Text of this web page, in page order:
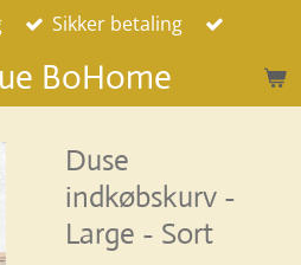
BoHome
Sikker betaling
Duse
indkøbskurv -
Large - Sort